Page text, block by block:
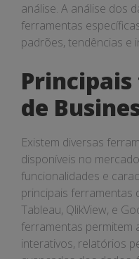
análise. A análise dos
ferramentas
padrões, tendências e
de
Existem diversas
disponíveis no
funcionalidades e
principais ferramentas
Tableau, QlikView, e
ferramentas permitem
interativos, relatórios